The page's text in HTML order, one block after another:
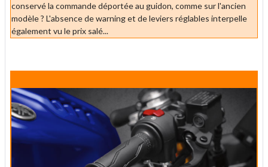
conservé la commande déportée au guidon, comme sur l'ancien
modèle ? L'absence de warning et de leviers réglables interpelle
également vu le prix salé...